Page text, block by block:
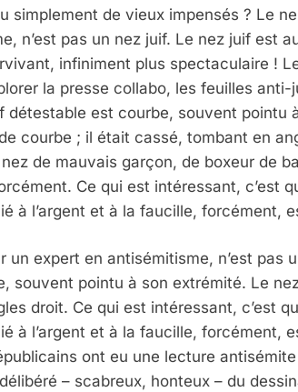
simplement de vieux impensés ? Le
n’est pas un nez juif. Le nez juif est
infiniment plus spectaculaire !
la presse collabo, les feuilles anti-
détestable est courbe, souvent pointu
courbe ; il était cassé, tombant en
de mauvais garçon, de boxeur de
Ce qui est intéressant, c’est
à l’argent et à la faucille, forcément,
un expert en antisémitisme, n’est pas
souvent pointu à son extrémité. Le
droit. Ce qui est intéressant, c’est
à l’argent et à la faucille, forcément,
ont eu une lecture
– scabreux, honteux – du